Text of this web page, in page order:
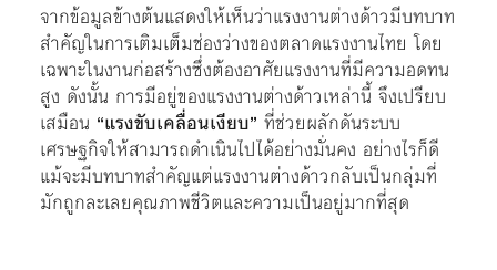
จากข้อมูลข้างต้นแสดงให้เห็นว่าแรงงานต่างด้าวมีบทบาท
สำคัญในการเติมเต็มช่องว่างของตลาดแรงงานไทย โดย
เฉพาะในงานก่อสร้างซึ่งต้องอาศัยแรงงานที่มีความอดทน
สูง ดังนั้น การมีอยู่ของแรงงานต่างด้าวเหล่านี้ จึงเปรียบ
เสมือน “แรงขับเคลื่อนเงียบ” ที่ช่วยผลักดันระบบ
เศรษฐกิจให้สามารถดำเนินไปได้อย่างมั่นคง อย่างไรก็ดี
แม้จะมีบทบาทสำคัญแต่แรงงานต่างด้าวกลับเป็นกลุ่มที่
มักถูกละเลยคุณภาพชีวิตและความเป็นอยู่มากที่สุด